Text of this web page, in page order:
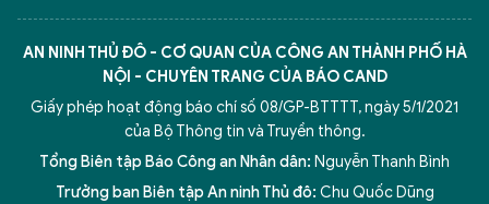
AN NINH THỦ ĐÔ - CƠ QUAN CỦA CÔNG AN THÀNH PHỐ HÀ
NỘI - CHUYÊN TRANG CỦA BÁO CAND
Giấy phép hoạt động báo chí số 08/GP-BTTTT, ngày 5/1/2021
của Bộ Thông tin và Truyền thông.
Tổng Biên tập Báo Công an Nhân dân: Nguyễn Thanh Bình
Trưởng ban Biên tập An ninh Thủ đô: Chu Quốc Dũng